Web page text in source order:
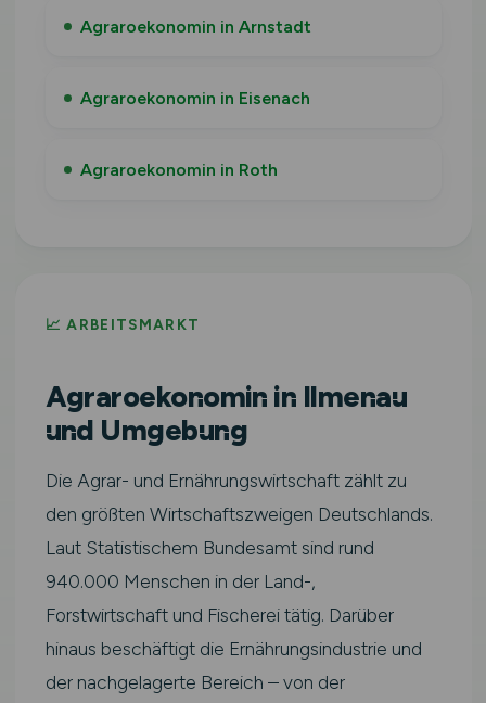
Agraroekonomin in Arnstadt
Agraroekonomin in Eisenach
Agraroekonomin in Roth
📈 ARBEITSMARKT
Agraroekonomin in Ilmenau
und Umgebung
Die Agrar- und Ernährungswirtschaft zählt zu
den größten Wirtschaftszweigen Deutschlands.
Laut Statistischem Bundesamt sind rund
940.000 Menschen in der Land-,
Forstwirtschaft und Fischerei tätig. Darüber
hinaus beschäftigt die Ernährungsindustrie und
der nachgelagerte Bereich – von der